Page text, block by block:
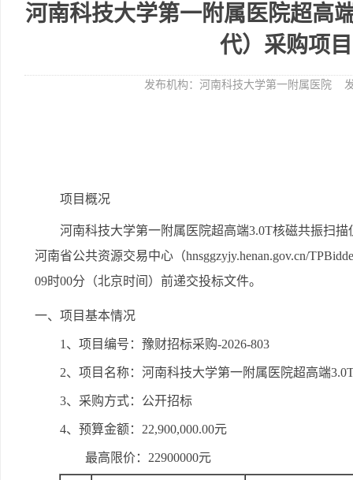
河南科技大学第一附属医院超高
代）采购项
发布机构： 河南科技大学第一附属医院 发
项目概况
河南科技大学第一附属医院超高端3.0T核磁共振扫
河南省公共资源交易中心（hnsggzyjy.henan.gov.cn/
09时00分 （北京时间）前递交投标文件。
一、项目基本情况
1、项目编号：豫财招标采购-2026-803
2、项目名称：河南科技大学第一附属医院超高端
3、采购方式：公开招标
4、预算金额：22,900,000.00元
最高限价：22900000元